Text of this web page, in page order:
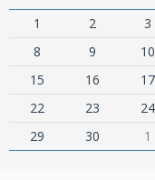
1
2 3
8
9 10
15
16 17
22
23 24
29
30 1